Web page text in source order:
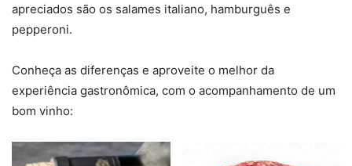
apreciados são os salames italiano, hamburguês e
pepperoni.
Conheça as diferenças e aproveite o melhor da
experiência gastronômica, com o acompanhamento de um
bom vinho: